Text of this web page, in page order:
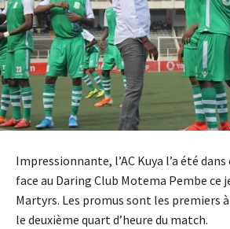
Impressionnante, l’AC Kuya l’a été
face au Daring Club Motema Pembe ce
Martyrs. Les promus sont les premiers
le deuxième quart d’heure du match.